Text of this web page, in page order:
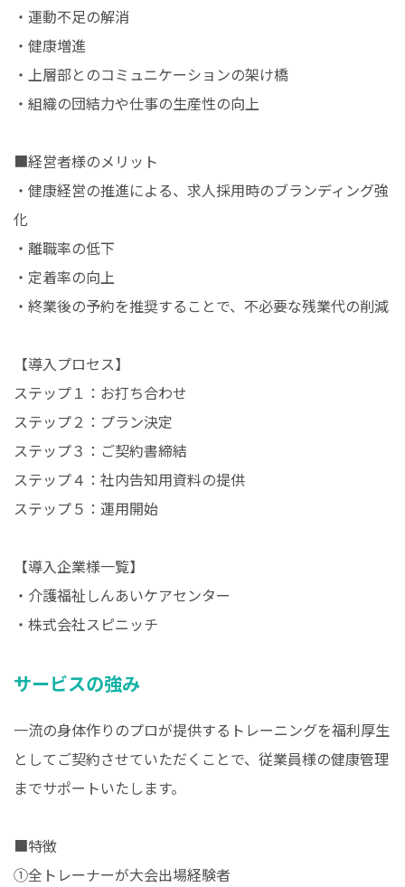
・運動不足の解消
・健康増進
・上層部とのコミュニケーションの架け橋
・組織の団結力や仕事の生産性の向上
■経営者様のメリット
・健康経営の推進による、求人採用時のブランディング強
化
・離職率の低下
・定着率の向上
・終業後の予約を推奨することで、不必要な残業代の削減
【導入プロセス】
ステップ１：お打ち合わせ
ステップ２：プラン決定
ステップ３：ご契約書締結
ステップ４：社内告知用資料の提供
ステップ５：運用開始
【導入企業様一覧】
・介護福祉しんあいケアセンター
・株式会社スピニッチ
サービスの強み
一流の身体作りのプロが提供するトレーニングを福利厚生
としてご契約させていただくことで、従業員様の健康管理
までサポートいたします。
■特徴
①全トレーナーが大会出場経験者